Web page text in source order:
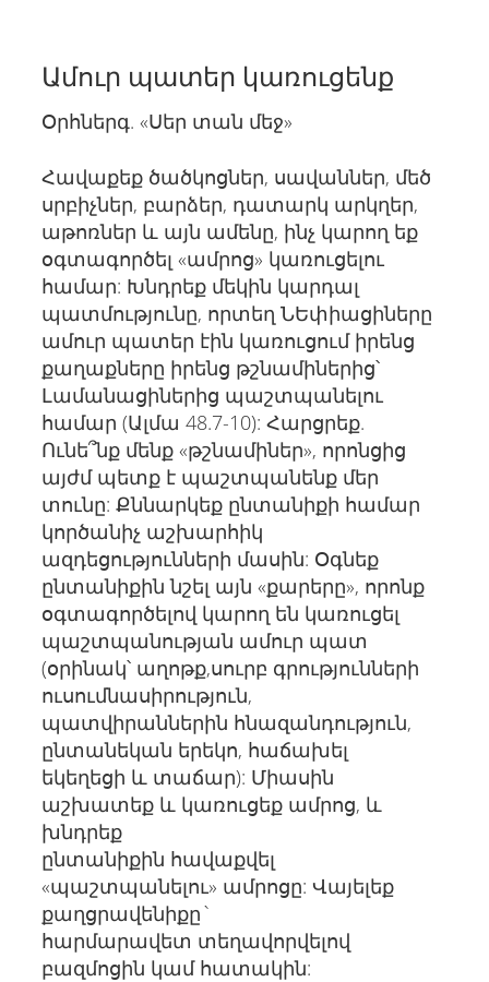
Ամուր պատեր կառուցենք
Օրհներգ. «Սեր տան մեջ»
Հավաքեք ծածկոցներ, սավաններ, մեծ
սրբիչներ, բարձեր, դատարկ արկղեր,
աթոռներ և այն ամենը, ինչ կարող եք
օգտագործել «ամրոց» կառուցելու
համար: Խնդրեք մեկին կարդալ
պատմությունը, որտեղ ՆԵփիացիները
ամուր պատեր էին կառուցում իրենց
քաղաքները իրենց թշնամիներից՝
Լամանացիներից պաշտպանելու
համար (Ալմա 48.7-10): Հարցրեք.
Ունե՞նք մենք «թշնամիներ», որոնցից
այժմ պետք է պաշտպանենք մեր
տունը: Քննարկեք ընտանիքի համար
կործանիչ աշխարհիկ
ազդեցությունների մասին: Օգնեք
ընտանիքին նշել այն «քարերը», որոնք
օգտագործելով կարող են կառուցել
պաշտպանության ամուր պատ
(օրինակ՝ աղոթք,սուրբ գրությունների
ուսումնասիրություն,
պատվիրաններին հնազանդություն,
ընտանեկան երեկո, հաճախել
եկեղեցի և տաճար): Միասին
աշխատեք և կառուցեք ամրոց, և
խնդրեք
ընտանիքին հավաքվել
«պաշտպանելու» ամրոցը: Վայելեք
քաղցրավենիքը`
հարմարավետ տեղավորվելով
բազմոցին կամ հատակին: